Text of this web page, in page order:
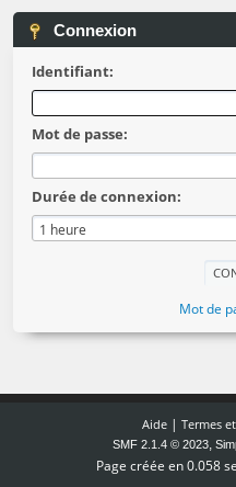
Connexion
Identifiant:
Mot de passe:
Durée de connexion:
Mot de
Aide| Termes
SMF 2.1.4 © 2023,
Page créée en 0.058